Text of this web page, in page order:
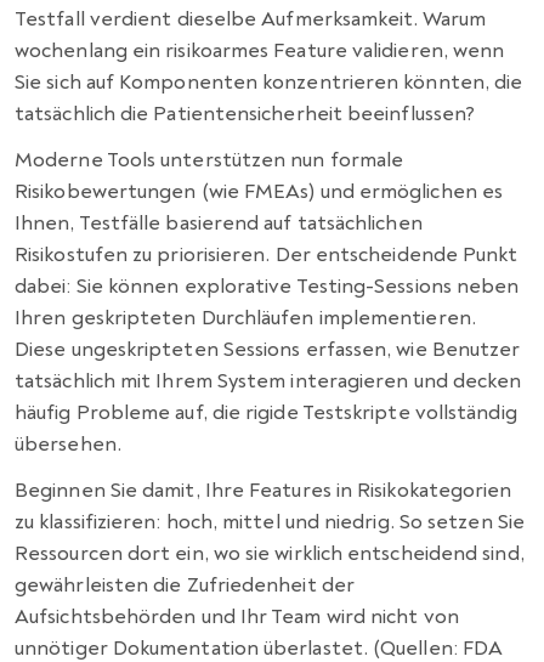
Testfall verdient dieselbe Aufmerksamkeit. Warum
wochenlang ein risikoarmes Feature validieren, wenn
Sie sich auf Komponenten konzentrieren könnten, die
tatsächlich die Patientensicherheit beeinflussen?
Moderne Tools unterstützen nun formale
Risikobewertungen (wie FMEAs) und ermöglichen es
Ihnen, Testfälle basierend auf tatsächlichen
Risikostufen zu priorisieren. Der entscheidende Punkt
dabei: Sie können explorative Testing-Sessions neben
Ihren geskripteten Durchläufen implementieren.
Diese ungeskripteten Sessions erfassen, wie Benutzer
tatsächlich mit Ihrem System interagieren und decken
häufig Probleme auf, die rigide Testskripte vollständig
übersehen.
Beginnen Sie damit, Ihre Features in Risikokategorien
zu klassifizieren: hoch, mittel und niedrig. So setzen Sie
Ressourcen dort ein, wo sie wirklich entscheidend sind,
gewährleisten die Zufriedenheit der
Aufsichtsbehörden und Ihr Team wird nicht von
unnötiger Dokumentation überlastet. (Quellen: FDA